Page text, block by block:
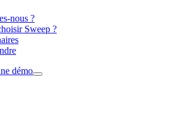
nous ?
Sweep ?
démo